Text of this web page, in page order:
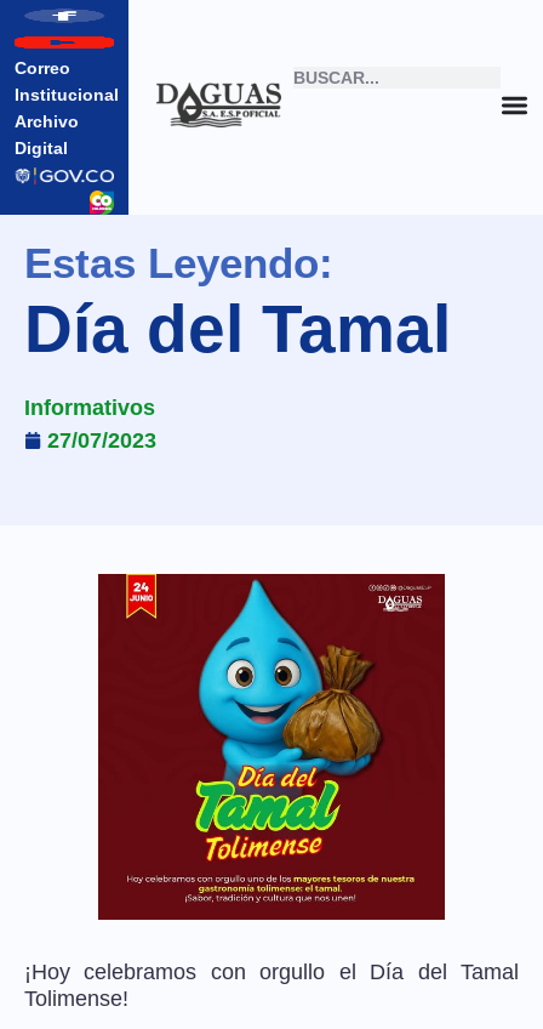
Correo
Institucional
Archivo
Digital
Estas Leyendo:
Día del Tamal
Informativos
27/07/2023
¡Hoy celebramos con orgullo el Día del Tamal
Tolimense!